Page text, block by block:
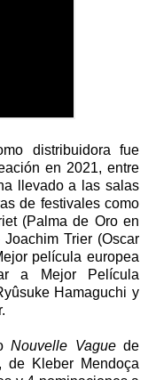
distribuidora fue
en 2021, entre
llevado a las salas
de festivales como
(Palma de Oro en
Trier (Oscar
película europea
a Mejor Película
Hamaguchi y
Nouvelle Vaguede
de Kleber Mendoça